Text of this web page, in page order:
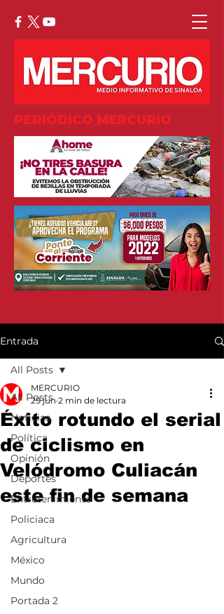
PERIÓDICO MERCURIO
Entrada
All Posts
Noticias
Política
Opinión
Deportes
Entretenimiento
Policiaca
Agricultura
México
Mundo
Portada 2
All Posts
Éxito rotundo el serial
de ciclismo en
Velódromo Culiacán
este fin de semana
MERCURIO
29 jun 2 min de lectura